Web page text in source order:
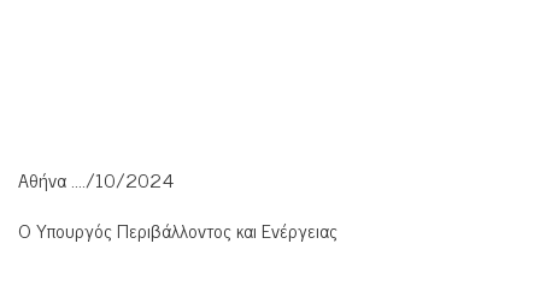
Αθήνα …./10/2024
Ο Υπουργός Περιβάλλοντος και Ενέργειας